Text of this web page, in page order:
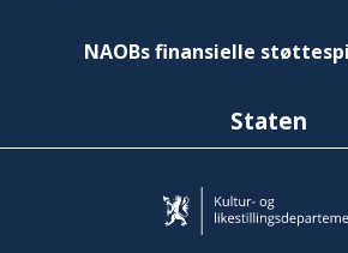
NAOBs finansielle
Staten